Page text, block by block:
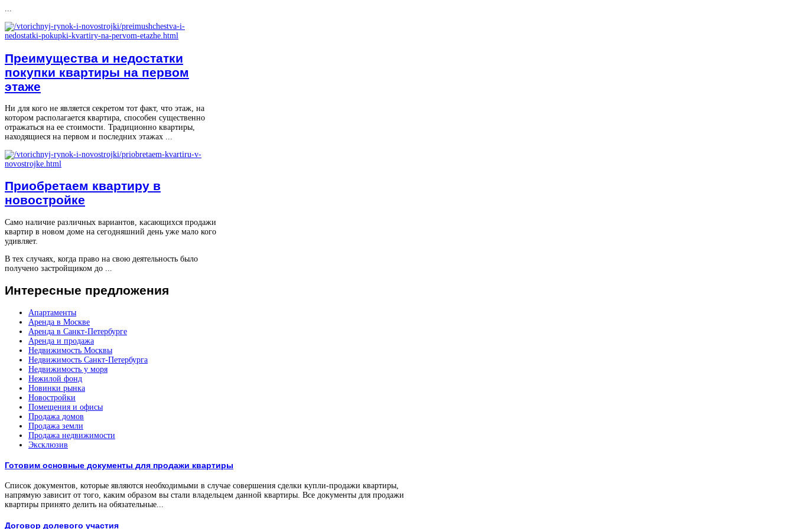
...
Преимущества и недостатки
покупки квартиры на первом
этаже
Ни для кого не является секретом тот факт, что этаж, на
котором располагается квартира, способен существенно
отражаться на ее стоимости. Традиционно квартиры,
находящиеся на первом и последних этажах ...
Приобретаем квартиру в
новостройке
Само наличие различных вариантов, касающихся продажи
квартир в новом доме на сегодняшний день уже мало кого
удивляет.
В тех случаях, когда право на свою деятельность было
получено застройщиком до ...
Интересные предложения
Апартаменты
Аренда в Москве
Аренда в Санкт-Петербурге
Аренда и продажа
Недвижимость Москвы
Недвижимость Санкт-Петербурга
Недвижимость у моря
Нежилой фонд
Новинки рынка
Новостройки
Помещения и офисы
Продажа домов
Продажа земли
Продажа недвижимости
Эксклюзив
Готовим основные документы для продажи квартиры
Список документов, которые являются необходимыми в случае совершения сделки купли-продажи квартиры,
напрямую зависит от того, каким образом вы стали владельцем данной квартиры. Все документы для продажи
квартиры принято делить на обязательные...
Договор долевого участия